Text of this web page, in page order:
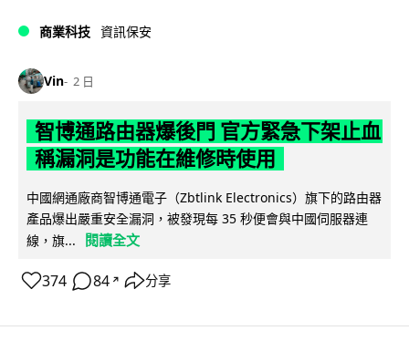
商業科技 資訊保安
Vin 2 日
智博通路由器爆後門 官方緊急下架止血
稱漏洞是功能在維修時使用
中國網通廠商智博通電子（Zbtlink Electronics）旗下的路由器
產品爆出嚴重安全漏洞，被發現每 35 秒便會與中國伺服器連
線，旗...
閱讀全文
374 84 ↗ 分享